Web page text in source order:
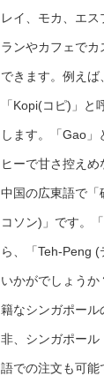
レイ、モカ、エ
ランやカフェで
できます。例えば
「Kopi(コピ)」
します。「Gao
ヒーで甘さ控え
中国の広東語で
コソン)」です。
ら、「Teh-Peng
いかがでしょう
籍なシンガポール
非、シンガポール
語での注文も可能